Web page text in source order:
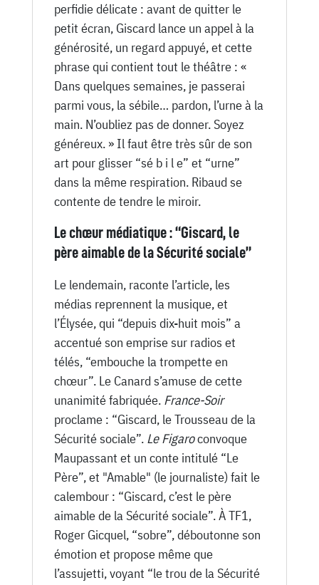
perfidie délicate : avant de quitter le
petit écran, Giscard lance un appel à la
générosité, un regard appuyé, et cette
phrase qui contient tout le théâtre : «
Dans quelques semaines, je passerai
parmi vous, la sébile… pardon, l’urne à la
main. N’oubliez pas de donner. Soyez
généreux. » Il faut être très sûr de son
art pour glisser “sé b i l e” et “urne”
dans la même respiration. Ribaud se
contente de tendre le miroir.
Le chœur médiatique : “Giscard, le
père aimable de la Sécurité sociale”
Le lendemain, raconte l’article, les
médias reprennent la musique, et
l’Élysée, qui “depuis dix-huit mois” a
accentué son emprise sur radios et
télés, “embouche la trompette en
chœur”. Le Canard s’amuse de cette
unanimité fabriquée. France-Soir
proclame : “Giscard, le Trousseau de la
Sécurité sociale”. Le Figaroconvoque
Maupassant et un conte intitulé “Le
Père”, et "Amable" (le journaliste) fait le
calembour : “Giscard, c’est le père
aimable de la Sécurité sociale”. À TF1,
Roger Gicquel, “sobre”, déboutonne son
émotion et propose même que
l’assujetti, voyant “le trou de la Sécurité